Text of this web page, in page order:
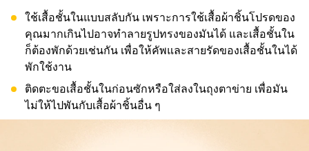
ใช้เสื้อชั้นในแบบสลับกัน เพราะการใช้เสื้อผ้าชิ้นโปรดของ
คุณมากเกินไปอาจทำลายรูปทรงของมันได้ และเสื้อชั้นใน
ก็ต้องพักด้วยเช่นกัน เพื่อให้คัพและสายรัดของเสื้อชั้นในได้
พักใช้งาน
ติดตะขอเสื้อชั้นในก่อนซักหรือใส่ลงในถุงตาข่าย เพื่อมัน
ไม่ให้ไปพันกับเสื้อผ้าชิ้นอื่น ๆ